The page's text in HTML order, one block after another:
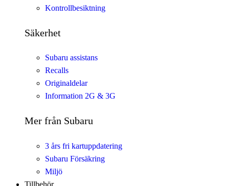
Kontrollbesiktning
Säkerhet
Subaru assistans
Recalls
Originaldelar
Information 2G & 3G
Mer från Subaru
3 års fri kartuppdatering
Subaru Försäkring
Miljö
Tillbehör